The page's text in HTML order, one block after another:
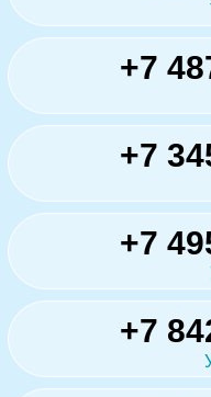
+7
+7
+7
+7